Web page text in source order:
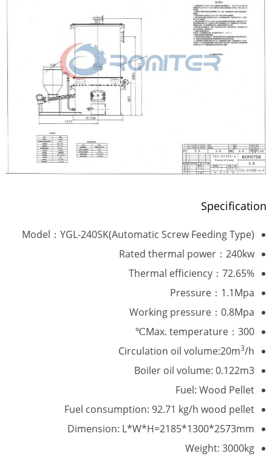
Specification
Model：YGL-240SK(Automatic Screw Feeding Type)
Rated thermal power：240kw
Thermal efficiency：72.65%
Pressure：1.1Mpa
Working pressure：0.8Mpa
Max. temperature：300℃
Circulation oil volume:20m3/h
Boiler oil volume: 0.122m3
Fuel: Wood Pellet
Fuel consumption: 92.71 kg/h wood pellet
Dimension: L*W*H=2185*1300*2573mm
Weight: 3000kg